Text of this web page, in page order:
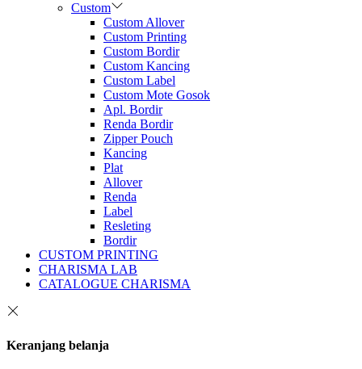
Custom
Custom Allover
Custom Printing
Custom Bordir
Custom Kancing
Custom Label
Custom Mote Gosok
Apl. Bordir
Renda Bordir
Zipper Pouch
Kancing
Plat
Allover
Renda
Label
Resleting
Bordir
CUSTOM PRINTING
CHARISMA LAB
CATALOGUE CHARISMA
Keranjang belanja